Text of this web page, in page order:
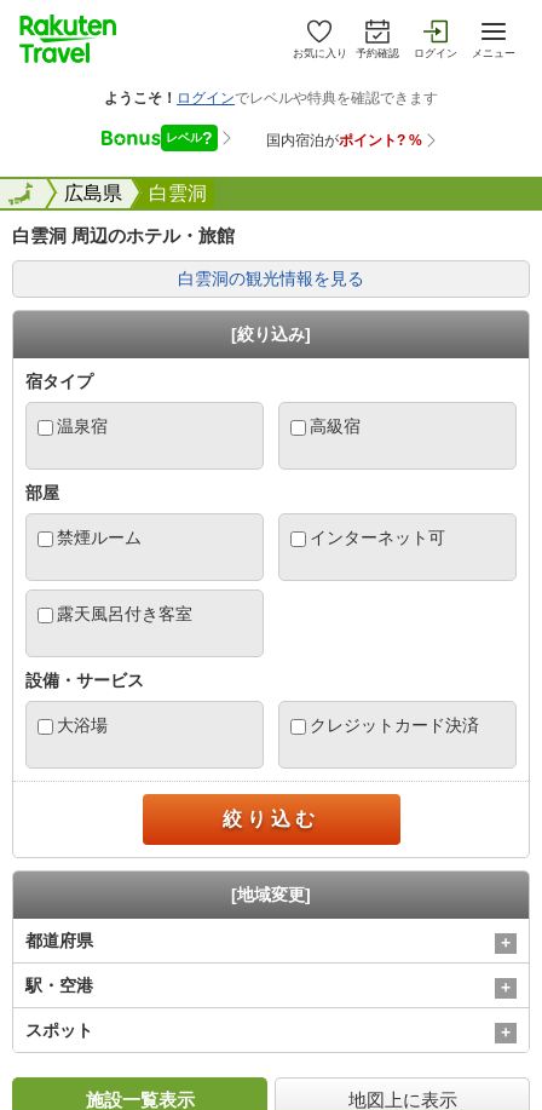
お気に入り 予約確認 ログイン メニュー
全国広島県 白雲洞
全国
白雲洞 周辺のホテル・旅館
白雲洞の観光情報を見る
[絞り込み]
宿タイプ
温泉宿 高級宿
部屋
禁煙ルーム インターネット可
露天風呂付き客室
設備・サービス
大浴場 クレジットカード決済
絞り込む
[地域変更]
都道府県
駅・空港
スポット
施設一覧表示 地図上に表示